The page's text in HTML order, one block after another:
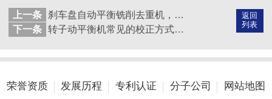
返回
列表
上一条
刹车盘自动平衡铣削去重机，有效提高汽车安全性能
下一条
转子动平衡机常见的校正方式有哪些？
荣誉资质 发展历程 专利认证 分子公司 网站地图